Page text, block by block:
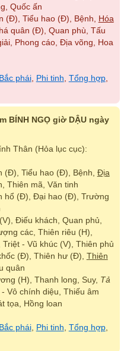
Quốc ấn
(Đ), Tiểu hao (Đ), Bệnh, Hóa
quân (Đ), Quan phù, Tấu
Phong cáo, Địa võng, Hoa
Bắc phái, Phi tinh Tổng hợp,
BÍNH NGỌ giờ DẬU ngày
Thân (Hỏa lục cục):
(Đ), Tiểu hao (Đ), Bệnh, Địa
Thiên mã, Văn tinh
hổ (Đ), Đại hao (Đ), Trường
Điếu khách, Quan phủ,
các, Thiên riêu (H),
- Vũ khúc (V), Thiên phủ
(Đ), Thiên hư (Đ), Thiên
quân
(H), Thanh long, Suy, Tả
Vô chính diệu, Thiếu âm
tọa, Hồng loan
Bắc phái, Phi tinh, Tổng hợp,